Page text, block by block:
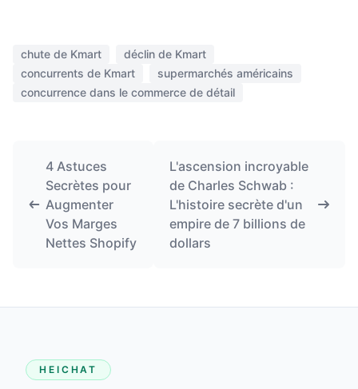
chute de Kmart
déclin de Kmart
concurrents de Kmart
supermarchés américains
concurrence dans le commerce de détail
4 Astuces
Secrètes pour
Augmenter
Vos Marges
Nettes Shopify
L'ascension incroyable
de Charles Schwab :
L'histoire secrète d'un
empire de 7 billions de
dollars
HEICHAT